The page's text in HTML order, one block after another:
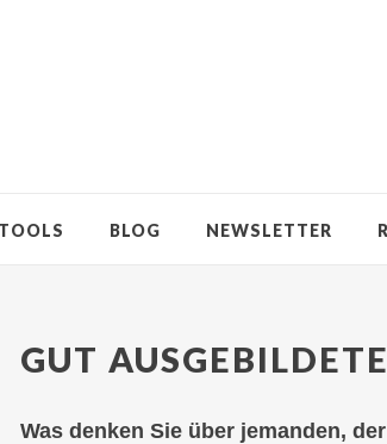
TOOLS BLOG NEWSLETTER
GUT
Was denken Sie über jemanden,